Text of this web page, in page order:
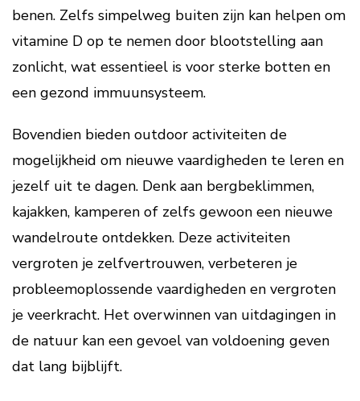
benen. Zelfs simpelweg buiten zijn kan helpen om
vitamine D op te nemen door blootstelling aan
zonlicht, wat essentieel is voor sterke botten en
een gezond immuunsysteem.
Bovendien bieden outdoor activiteiten de
mogelijkheid om nieuwe vaardigheden te leren en
jezelf uit te dagen. Denk aan bergbeklimmen,
kajakken, kamperen of zelfs gewoon een nieuwe
wandelroute ontdekken. Deze activiteiten
vergroten je zelfvertrouwen, verbeteren je
probleemoplossende vaardigheden en vergroten
je veerkracht. Het overwinnen van uitdagingen in
de natuur kan een gevoel van voldoening geven
dat lang bijblijft.